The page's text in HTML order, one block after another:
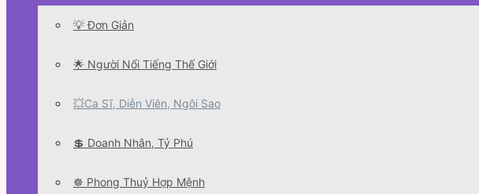
💡 Đơn Giản
🌟 Người Nổi Tiếng Thế Giới
💥Ca Sĩ, Diễn Viên, Ngôi Sao
💲 Doanh Nhân, Tỷ Phú
☸️ Phong Thuỷ Hợp Mệnh